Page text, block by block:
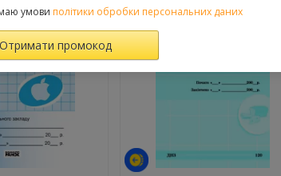
умови політики обробки персональних даних